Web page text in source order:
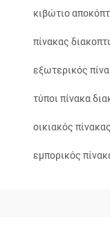
κιβώτιο
πίνακας
εξωτερικός
τύποι πίνακα
οικιακός
εμπορικός